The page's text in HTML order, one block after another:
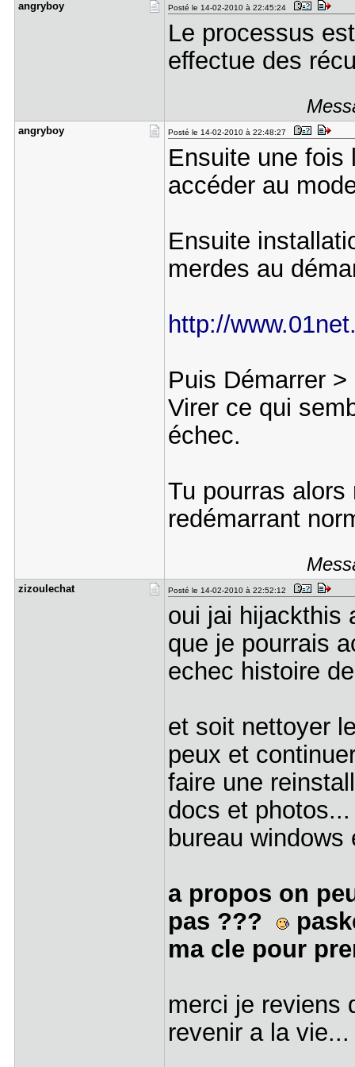
angryboy Posté le 14-02-2010 à 22:45:24
Le processus
effectue des
angryboy Posté le 14-02-2010 à 22:48:27
Ensuite une fois
accéder au
Ensuite
merdes au
http://
Puis Démarrer
Virer ce qui
échec.
Tu pourras
redémarrant
zizoulecha​t Posté le 14-02-2010 à 22:52:12
oui jai hijackthis
que je pourrais
echec histoire
et soit nettoyer
peux et
faire une
docs et
bureau
a propos on
pas ???
ma cle pour
merci je reviens
revenir a la